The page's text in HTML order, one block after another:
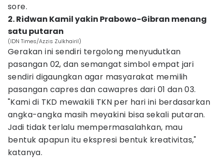
sore.
2. Ridwan Kamil yakin Prabowo-Gibran menang
satu putaran
(IDN Times/Azzis Zulkhairil)
Gerakan ini sendiri tergolong menyudutkan
pasangan 02, dan semangat simbol empat jari
sendiri digaungkan agar masyarakat memilih
pasangan capres dan cawapres dari 01 dan 03.
"Kami di TKD mewakili TKN per hari ini berdasarkan
angka-angka masih meyakini bisa sekali putaran.
Jadi tidak terlalu mempermasalahkan, mau
bentuk apapun itu ekspresi bentuk kreativitas,"
katanya.